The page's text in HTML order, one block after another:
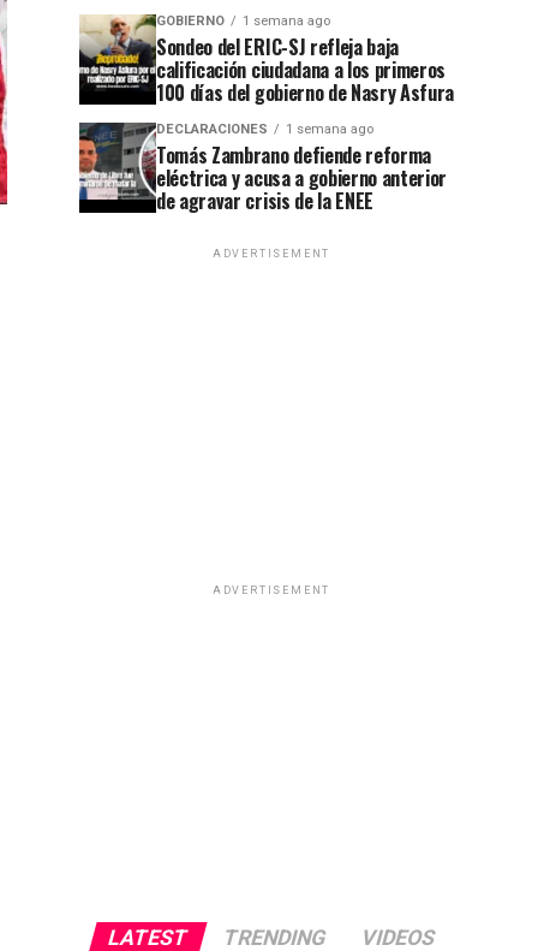
GOBIERNO 1 semana ago
Sondeo del ERIC-SJ refleja baja
calificación ciudadana a los primeros
100 días del gobierno de Nasry Asfura
DECLARACIONES 1 semana ago
Tomás Zambrano defiende reforma
eléctrica y acusa a gobierno anterior
de agravar crisis de la ENEE
ADVERTISEMENT
ADVERTISEMENT
LATEST TRENDING VIDEOS